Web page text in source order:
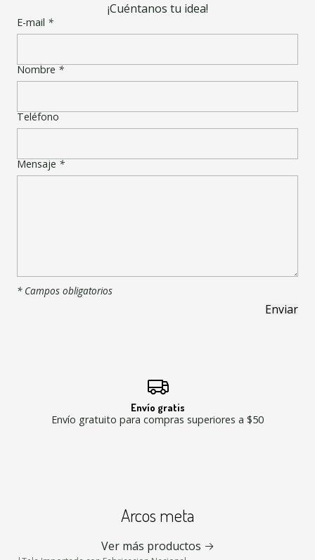
¡Cuéntanos tu idea!
E-mail *
Nombre*
Teléfono
Mensaje*
* Campos obligatorios
Envío gratis
Envío gratuito para compras superiores a $50
Arcos meta
Ver más productos